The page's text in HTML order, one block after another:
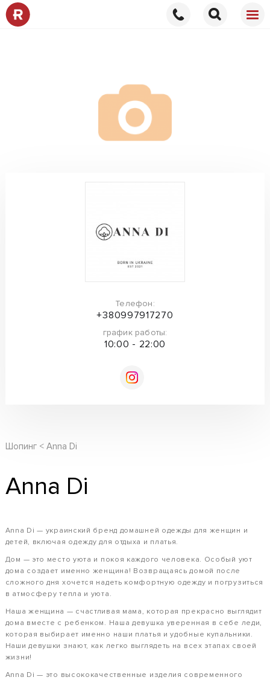
Телефон:
+380997917270
график работы:
10:00 - 22:00
Шопинг Anna Di
Anna Di
Anna Di — украинский бренд домашней одежды для женщин и
детей, включая одежду для отдыха и платья.
Дом — это место уюта и покоя каждого человека. Особый уют
дома создает именно женщина! Возвращаясь домой после
сложного дня хочется надеть комфортную одежду и погрузиться
в атмосферу тепла и уюта.
Наша женщина — счастливая мама, которая прекрасно выглядит
дома вместе с ребенком. Наша девушка уверенная в себе леди,
которая выбирает именно наши платья и удобные купальники.
Наши девушки знают, как легко выглядеть на всех этапах своей
жизни!
Anna Di — это высококачественные изделия современного